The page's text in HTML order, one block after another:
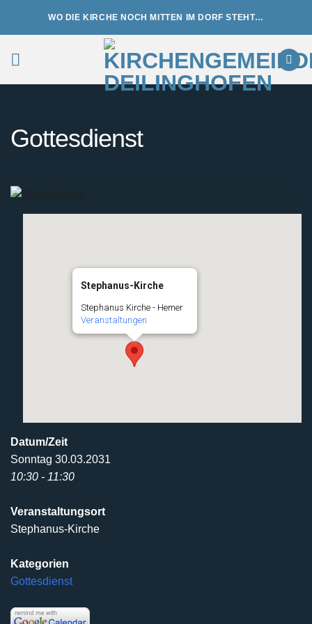
WO DIE KIRCHE NOCH MITTEN IM DORF STEHT…
Gottesdienst
Stephanus-Kirche
Stephanus Kirche - Hemer
Veranstaltungen
Datum/Zeit
Sonntag 30.03.2031
10:30 - 11:30
Veranstaltungsort
Stephanus-Kirche
Kategorien
Gottesdienst